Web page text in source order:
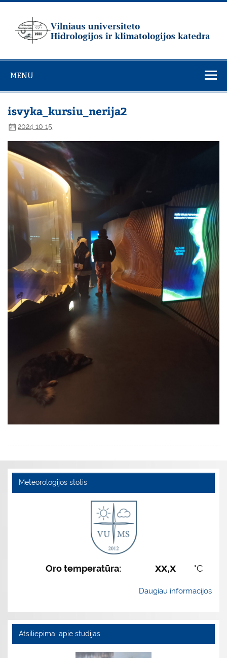
Skip
universiteto
Hidrologijos ir
klimatologijos
MENU
isvyka_kursiu_nerija2
2024 10 15
Meteorologijos stotis
Oro temperatūra: xx,x °C
Daugiau informacijos
Atsiliepimai apie studijas